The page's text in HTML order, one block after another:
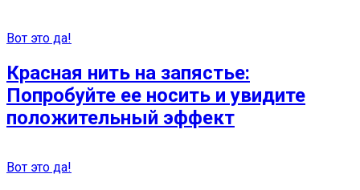
Вот это да!
Красная нить на запястье:
Попробуйте ее носить и увидите
положительный эффект
Вот это да!